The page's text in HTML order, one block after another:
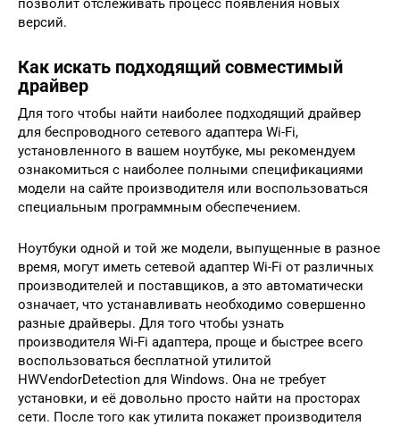
позволит отслеживать процесс появления новых
версий.
Как искать подходящий совместимый
драйвер
Для того чтобы найти наиболее подходящий драйвер
для беспроводного сетевого адаптера Wi-Fi,
установленного в вашем ноутбуке, мы рекомендуем
ознакомиться с наиболее полными спецификациями
модели на сайте производителя или воспользоваться
специальным программным обеспечением.
Ноутбуки одной и той же модели, выпущенные в разное
время, могут иметь сетевой адаптер Wi-Fi от различных
производителей и поставщиков, а это автоматически
означает, что устанавливать необходимо совершенно
разные драйверы. Для того чтобы узнать
производителя Wi-Fi адаптера, проще и быстрее всего
воспользоваться бесплатной утилитой
HWVendorDetection для Windows. Она не требует
установки, и её довольно просто найти на просторах
сети. После того как утилита покажет производителя